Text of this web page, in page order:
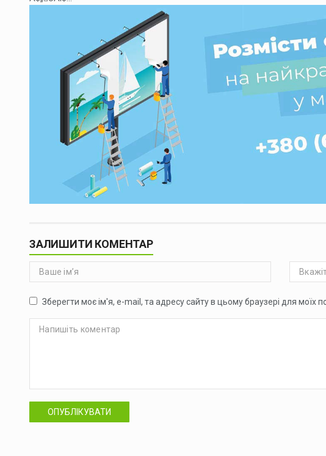
ЗАЛИШИТИ КОМЕНТАР
Зберегти моє ім'я, e-mail, та адресу сайту в цьому браузері для моїх
ОПУБЛІКУВАТИ